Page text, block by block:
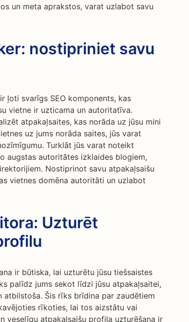
un meta aprakstos, varat uzlabot savu
nostipriniet savu
ļoti svarīgs SEO komponents, kas
vietne ir uzticama un autoritatīva.
atpakaļsaites, kas norāda uz jūsu mini
uz jums norāda saites, jūs varat
Turklāt jūs varat noteikt
augstas autoritātes izklaides blogiem,
Nostiprinot savu atpakaļsaišu
vietnes domēna autoritāti un uzlabot
Uzturēt
ir būtiska, lai uzturētu jūsu tiešsaistes
palīdz jums sekot līdzi jūsu atpakaļsaitei,
Šis rīks brīdina par zaudētiem
rīkoties, lai tos aizstātu vai
veselīgu atpakaļsaišu profila uzturēšana ir